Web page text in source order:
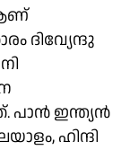
ദിവ്യേന്ദു
പാൻ ഇന്ത്യൻ
ഹിന്ദി